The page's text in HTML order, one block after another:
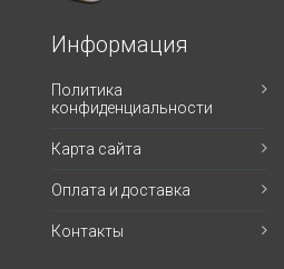
Информация
Политика
конфиденциальности
Карта сайта
Оплата и доставка
Контакты